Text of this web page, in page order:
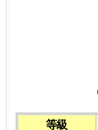
等級